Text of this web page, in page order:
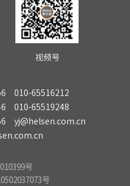
视频号
010-65516212
010-65519248
yj@helsen.com.cn
号
号